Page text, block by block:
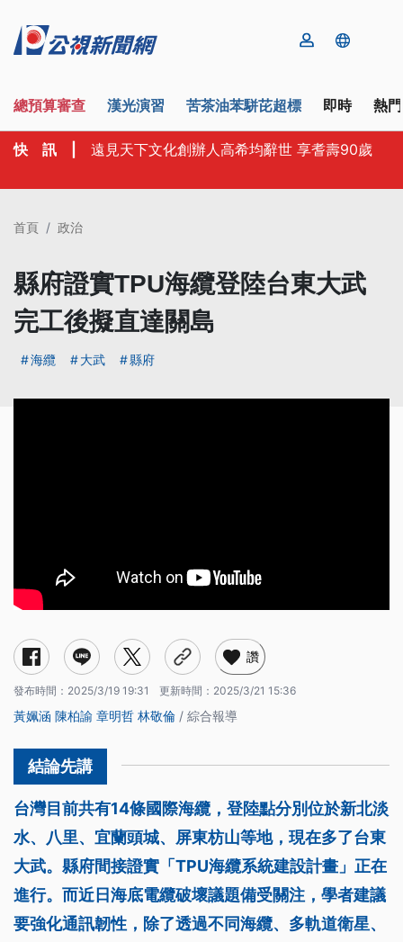
總預算審查 漢光演習 苦茶油苯駢芘超標 即時 熱
快 訊 遠見天下文化創辦人高希均辭世 享耆壽90歲
首頁 政治
縣府證實TPU海纜登陸台東大武
完工後擬直達關島
海纜 大武 縣府
讚
發布時間： 2025/3/19 19:31 更新時間： 2025/3/21 15:36
黃姵涵 陳柏諭 章明哲 林敬倫 / 綜合報導
台灣目前共有14條國際海纜，登陸點分別位於新北淡
水、八里、宜蘭頭城、屏東枋山等地，現在多了台東
大武。縣府間接證實「TPU海纜系統建設計畫」正在
進行。而近日海底電纜破壞議題備受關注，學者建議
要強化通訊韌性，除了透過不同海纜、多軌道衛星、